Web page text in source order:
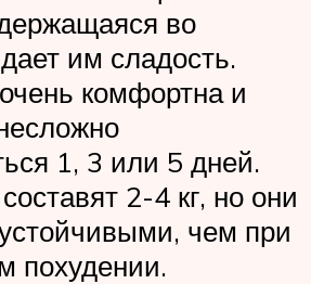
во
им сладость.
комфортна и
1, 3 или 5 дней.
2-4 кг, но они
чем при
похудении.